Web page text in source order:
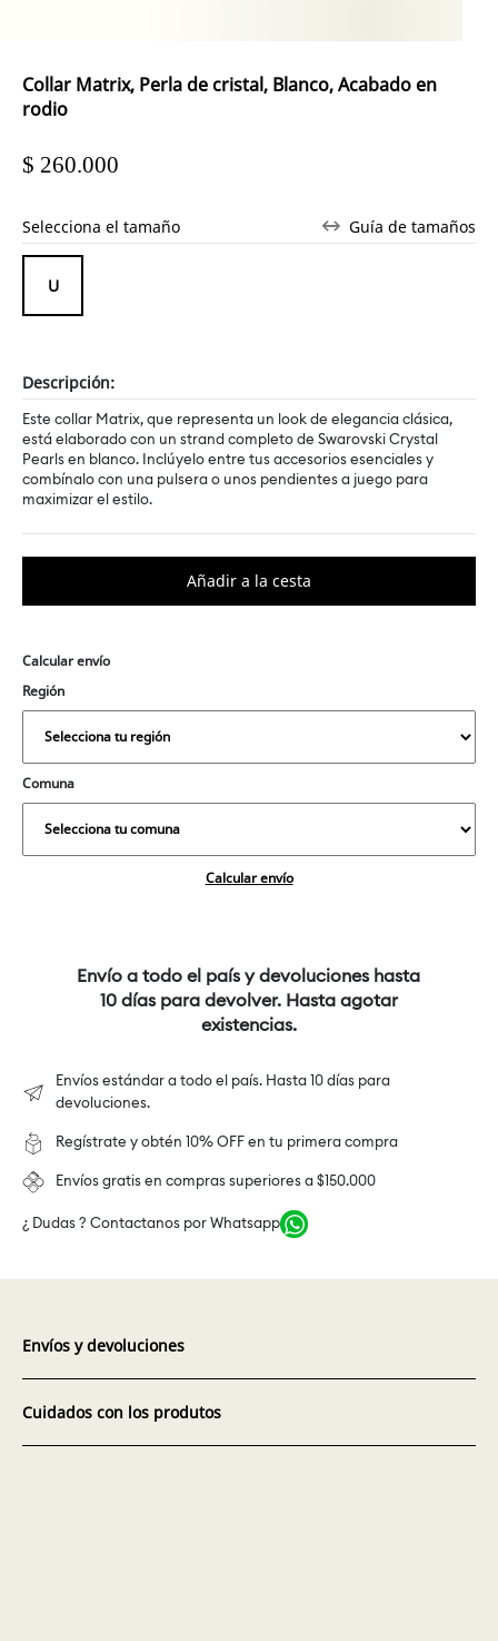
Collar Matrix, Perla de cristal, Blanco, Acabado en
rodio
$ 260.000
Selecciona el tamaño Guía de tamaños
Descripción:
Este collar Matrix, que representa un look de elegancia clásica,
está elaborado con un strand completo de Swarovski Crystal
Pearls en blanco. Inclúyelo entre tus accesorios esenciales y
combínalo con una pulsera o unos pendientes a juego para
maximizar el estilo.
Calcular envío
Región
Comuna
Calcular envío
Envío a todo el país y devoluciones hasta
10 días para devolver. Hasta agotar
existencias.
Envíos estándar a todo el país. Hasta 10 días para
devoluciones.
Regístrate y obtén 10% OFF en tu primera compra
Envíos gratis en compras superiores a $150.000
¿ Dudas ? Contactanos por Whatsapp
Envíos y devoluciones
Cuidados con los produtos